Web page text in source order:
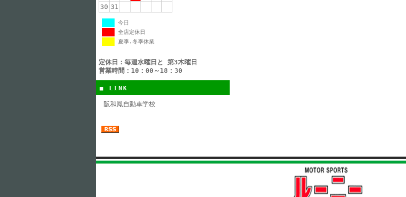
30 31
今日
全店定休日
夏季.冬季休業
定休日：毎週水曜日と 第3木曜日
営業時間：10：00～18：30
■ LINK
阪和鳳自動車学校